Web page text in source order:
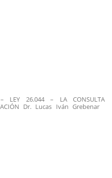
– LEY 26.044 – LA CONSULTA
Dr. Lucas Iván Grebenar